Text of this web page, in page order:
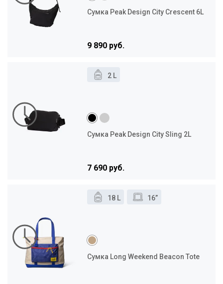
Сумка Peak Design City Crescent 6L
9 890 руб.
2 L
Сумка Peak Design City Sling 2L
7 690 руб.
18 L 16”
Сумка Long Weekend Beacon Tote